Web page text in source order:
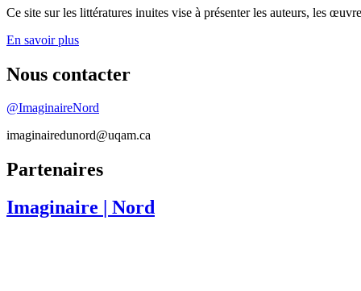
Ce site sur les littératures inuites vise à présenter les auteurs, les
En savoir plus
Nous contacter
@ImaginaireNord
imaginairedunord@uqam.ca
Partenaires
Imaginaire
| Nord